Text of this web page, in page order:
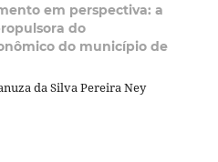
em perspectiva: a
do
do município de
da Silva Pereira Ney